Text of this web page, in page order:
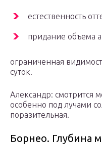
естественность
придание объема
ограниченная
суток.
Александр: смотрится
особенно под лучами
поразительная.
Борнео. Глубина